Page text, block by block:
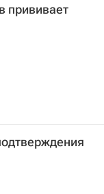
прививает